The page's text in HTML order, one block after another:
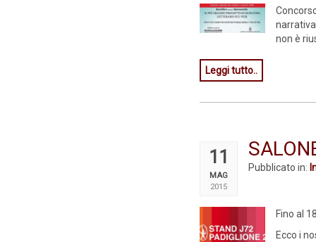
non è
Leggi tutto..
11
MAG
2015
Pubblicato in:
Fino al
Ecco i